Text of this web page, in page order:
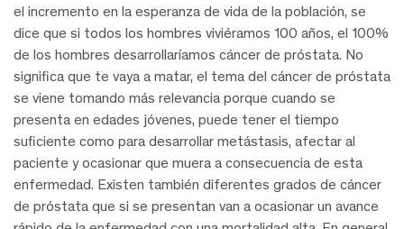
el incremento en la esperanza de vida de la población, se
dice que si todos los hombres viviéramos 100 años, el 100%
de los hombres desarrollaríamos cáncer de próstata. No
significa que te vaya a matar, el tema del cáncer de próstata
se viene tomando más relevancia porque cuando se
presenta en edades jóvenes, puede tener el tiempo
suficiente como para desarrollar metástasis, afectar al
paciente y ocasionar que muera a consecuencia de esta
enfermedad. Existen también diferentes grados de cáncer
de próstata que si se presentan van a ocasionar un avance